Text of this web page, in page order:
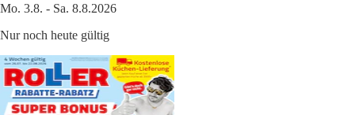
Mo. 3.8. - Sa. 8.8.2026
Nur noch heute gültig